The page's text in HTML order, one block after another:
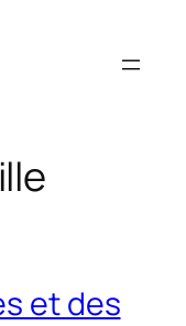
et des